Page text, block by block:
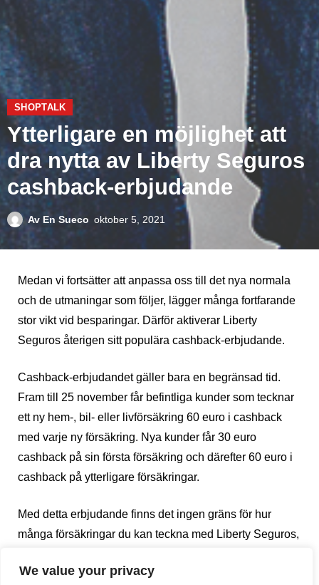
We value your privacy
SHOPTALK
Ytterligare en möjlighet att
dra nytta av Liberty Seguros
cashback-erbjudande
Av En Sueco oktober 5, 2021
Medan vi fortsätter att anpassa oss till det nya normala
och de utmaningar som följer, lägger många fortfarande
stor vikt vid besparingar. Därför aktiverar Liberty
Seguros återigen sitt populära cashback-erbjudande.
Cashback-erbjudandet gäller bara en begränsad tid.
Fram till 25 november får befintliga kunder som tecknar
ett ny hem-, bil- eller livförsäkring 60 euro i cashback
med varje ny försäkring. Nya kunder får 30 euro
cashback på sin första försäkring och därefter 60 euro i
cashback på ytterligare försäkringar.
Med detta erbjudande finns det ingen gräns för hur
många försäkringar du kan teckna med Liberty Seguros,
återbetalningar, utan att kompromissa med kvaliteten.